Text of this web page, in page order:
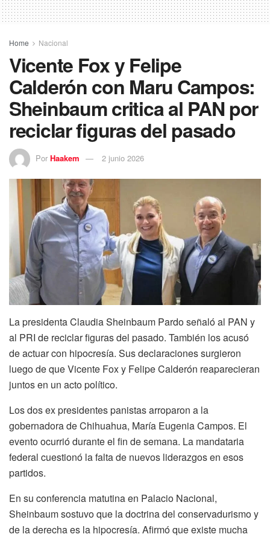
Home Nacional
Vicente Fox y Felipe
Calderón con Maru Campos:
Sheinbaum critica al PAN por
reciclar figuras del pasado
Por Haakem 2 junio 2026
La presidenta Claudia Sheinbaum Pardo señaló al PAN y
al PRI de reciclar figuras del pasado. También los acusó
de actuar con hipocresía. Sus declaraciones surgieron
luego de que Vicente Fox y Felipe Calderón reaparecieran
juntos en un acto político.
Los dos ex presidentes panistas arroparon a la
gobernadora de Chihuahua, María Eugenia Campos. El
evento ocurrió durante el fin de semana. La mandataria
federal cuestionó la falta de nuevos liderazgos en esos
partidos.
En su conferencia matutina en Palacio Nacional,
Sheinbaum sostuvo que la doctrina del conservadurismo y
de la derecha es la hipocresía. Afirmó que existe mucha